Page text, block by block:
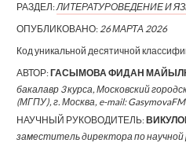
РАЗДЕЛ:ЛИТЕРАТУРОВЕДЕНИЕ И
ОПУБЛИКОВАНО: 26 МАРТА 2026
Код уникальной десятичной
АВТОР:ГАСЫМОВА ФИДАН
бакалавр 3 курса, Московский
(МГПУ), г. Москва, e-mail:
НАУЧНЫЙ РУКОВОДИТЕЛЬ:
заместитель директора по